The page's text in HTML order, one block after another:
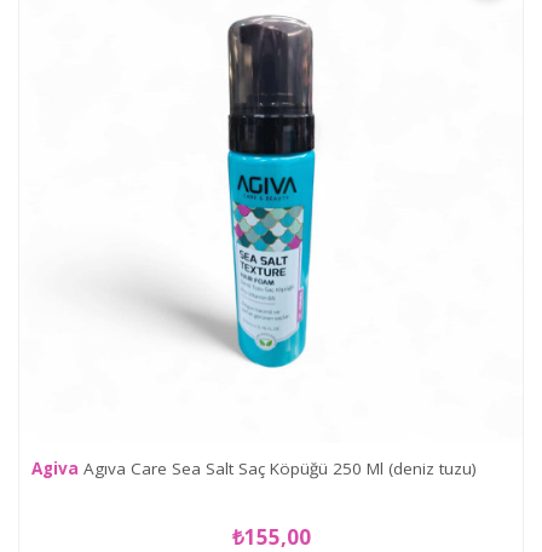
Agiva Agıva Care Sea Salt Saç Köpüğü 250 Ml (deniz tuzu)
₺155,00